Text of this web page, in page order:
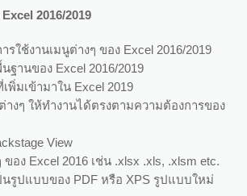
2016/2019
ใช้งานเมนูต่างๆ ของ Excel 2016/2019
ฐานของ Excel 2016/2019
พิ่มเข้ามาใน Excel 2019
างๆ ให้ทำงานได้ตรงตามความต้องการของ
View
อง Excel 2016 เช่น .xlsx .xls, .xlsm etc.
นรูปแบบของ PDF หรือ XPS รูปแบบใหม่